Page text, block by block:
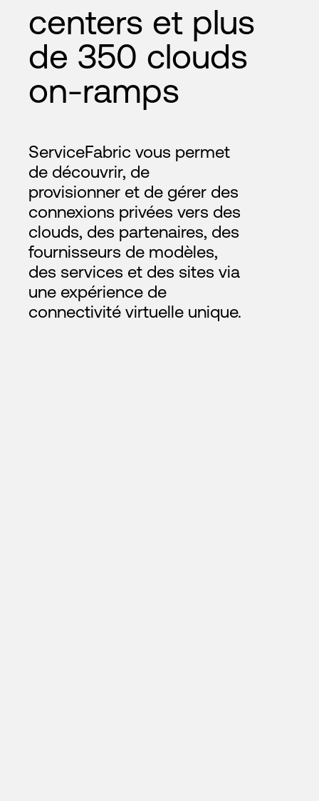
centers et plus
de 350 clouds
on-ramps
ServiceFabric vous permet
de découvrir, de
provisionner et de gérer des
connexions privées vers des
clouds, des partenaires, des
fournisseurs de modèles,
des services et des sites via
une expérience de
connectivité virtuelle unique.